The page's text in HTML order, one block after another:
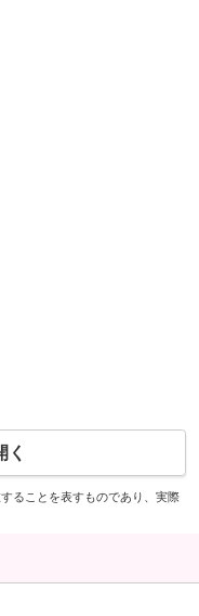
く
ることを表すものであり、実際